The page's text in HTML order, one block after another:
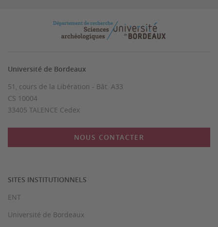
Université de Bordeaux
51, cours de la Libération - Bât. A33
CS 10004
33405 TALENCE Cedex
NOUS CONTACTER
SITES INSTITUTIONNELS
ENT
Université de Bordeaux